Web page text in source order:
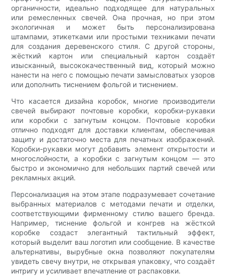
органичности, идеально подходящее для натуральных
или ремесленных свечей. Она прочная, но при этом
экологичная и может быть персонализирована
штампами, этикетками или простыми техниками печати
для создания деревенского стиля. С другой стороны,
жёсткий картон или специальный картон создаёт
изысканный, высококачественный вид, который можно
нанести на него с помощью печати замысловатых узоров
или дополнить тиснением фольгой и тиснением.
Что касается дизайна коробок, многие производители
свечей выбирают почтовые коробки, коробки-рукавки
или коробки с загнутым концом. Почтовые коробки
отлично подходят для доставки клиентам, обеспечивая
защиту и достаточно места для печатных изображений.
Коробки-рукавки могут добавить элемент открытости и
многослойности, а коробки с загнутым концом — это
быстро и экономично для небольших партий свечей или
рекламных акций.
Персонализация на этом этапе подразумевает сочетание
выбранных материалов с методами печати и отделки,
соответствующими фирменному стилю вашего бренда.
Например, тиснение фольгой и конгрев на жёсткой
коробке создаст элегантный тактильный эффект,
который выделит ваш логотип или сообщение. В качестве
альтернативы, вырубные окна позволяют покупателям
увидеть свечу внутри, не открывая упаковку, что создаёт
интригу и усиливает впечатление от распаковки.